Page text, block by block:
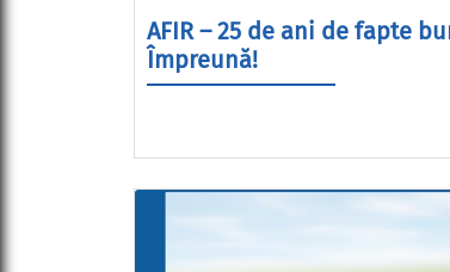
AFIR – 25 de ani de fapte
Împreună!